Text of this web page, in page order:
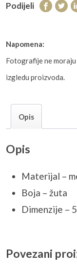
Podijeli
Napomena:
Fotografije ne
izgledu proizvoda.
Opis
Opis
Materijal –
Boja – žuta
Dimenzije –
Povezani